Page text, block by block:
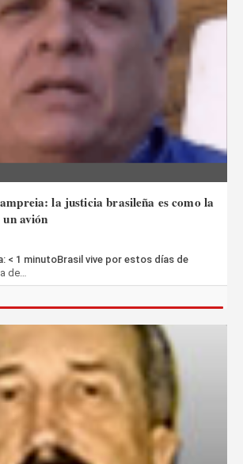
la justicia brasileña es como la
avión
< 1 minutoBrasil vive por estos días de
de…